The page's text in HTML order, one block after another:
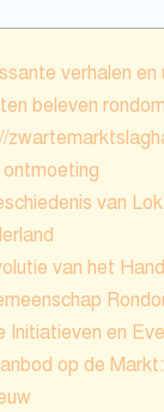
verhalen en
beleven rondom
van
van het
Initiatieven en
op de